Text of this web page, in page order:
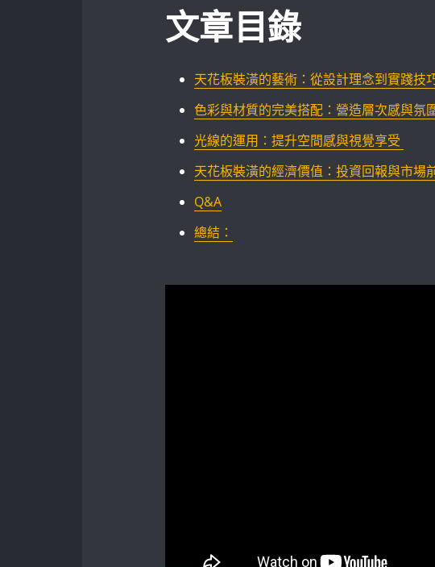
文章目錄
天花板裝潢的藝術：從設計理念到實踐技
色彩與材質的完美搭配：營造層次感與氛
光線的運用：提升空間感與視覺享受 ⁤
天花板裝潢的經濟價值：投資回報與市場
Q&A
總結：